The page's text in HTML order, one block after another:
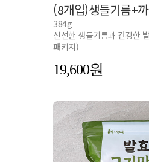
(8개입)생들기름+
384g
신선한 생들기름과 건강한
패키지)
19,600